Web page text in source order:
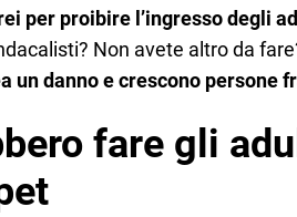
per proibire l’ingresso degli
Non avete altro da
un danno e crescono persone
fare gli